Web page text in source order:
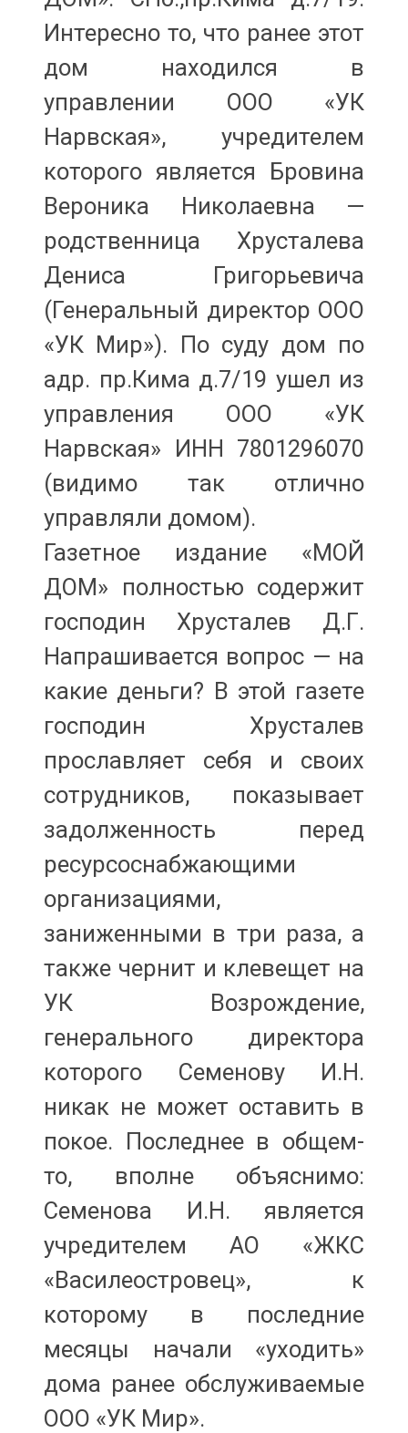
Интересно то, что ранее этот
дом находился в
управлении ООО «УК
Нарвская», учредителем
которого является Бровина
Вероника Николаевна —
родственница Хрусталева
Дениса Григорьевича
(Генеральный директор ООО
«УК Мир»). По суду дом по
адр. пр.Кима д.7/19 ушел из
управления ООО «УК
Нарвская» ИНН 7801296070
(видимо так отлично
управляли домом).
Газетное издание «МОЙ
ДОМ» полностью содержит
господин Хрусталев Д.Г.
Напрашивается вопрос — на
какие деньги? В этой газете
господин Хрусталев
прославляет себя и своих
сотрудников, показывает
задолженность перед
ресурсоснабжающими
организациями,
заниженными в три раза, а
также чернит и клевещет на
УК Возрождение,
генерального директора
которого Семенову И.Н.
никак не может оставить в
покое. Последнее в общем-
то, вполне объяснимо:
Семенова И.Н. является
учредителем АО «ЖКС
«Василеостровец», к
которому в последние
месяцы начали «уходить»
дома ранее обслуживаемые
ООО «УК Мир».